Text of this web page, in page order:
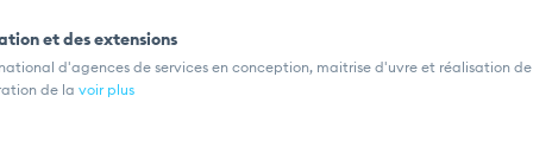
et des extensions
d'agences de services en conception, maitrise d'uvre et réalisation
de la voir plus